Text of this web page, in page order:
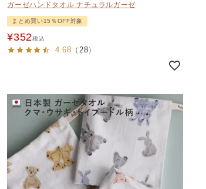
ガーゼハンドタオル ナチュラルガーゼ
まとめ買い15％OFF対象
¥352税込
4.68 （ 28）